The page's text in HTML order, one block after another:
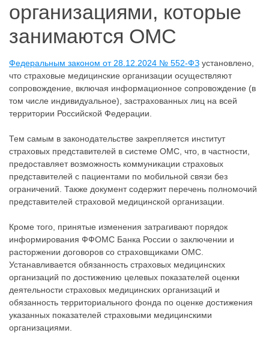
организациями, которые
занимаются ОМС
Федеральным законом от 28.12.2024 № 552-ФЗ установлено,
что страховые медицинские организации осуществляют
сопровождение, включая информационное сопровождение (в
том числе индивидуальное), застрахованных лиц на всей
территории Российской Федерации.
Тем самым в законодательстве закрепляется институт
страховых представителей в системе ОМС, что, в частности,
предоставляет возможность коммуникации страховых
представителей с пациентами по мобильной связи без
ограничений. Также документ содержит перечень полномочий
представителей страховой медицинской организации.
Кроме того, принятые изменения затрагивают порядок
информирования ФФОМС Банка России о заключении и
расторжении договоров со страховщиками ОМС.
Устанавливается обязанность страховых медицинских
организаций по достижению целевых показателей оценки
деятельности страховых медицинских организаций и
обязанность территориального фонда по оценке достижения
указанных показателей страховыми медицинскими
организациями.